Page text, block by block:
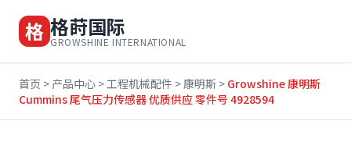
格 格莳国际
GROWSHINE INTERNATIONAL
首页 > 产品中心 >工程机械配件 >康明斯 > Growshine 康明斯
Cummins 尾气压力传感器 优质供应 零件号 4928594